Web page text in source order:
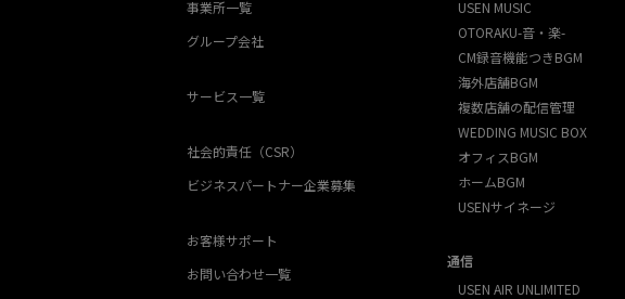
事業所一覧
グループ会社
サービス一覧
社会的責任（CSR）
ビジネスパートナー企業募集
お客様サポート
お問い合わせ一覧
USEN MUSIC
OTORAKU-音・楽-
CM録音機能つきBGM
海外店舗BGM
複数店舗の配信管理
WEDDING MUSIC BOX
オフィスBGM
ホームBGM
USENサイネージ
通信
USEN AIR UNLIMITED